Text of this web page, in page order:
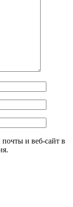
и веб-сайт в